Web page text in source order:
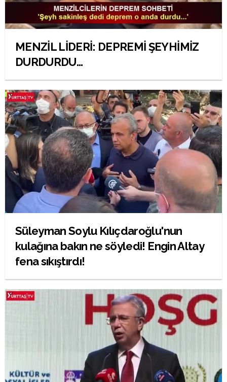
MENZİL LİDERİ: DEPREMİ ŞEYHİMİZ
DURDURDU...
Süleyman Soylu Kılıçdaroğlu'nun
kulağına bakın ne söyledi! Engin Altay
fena sıkıştırdı!